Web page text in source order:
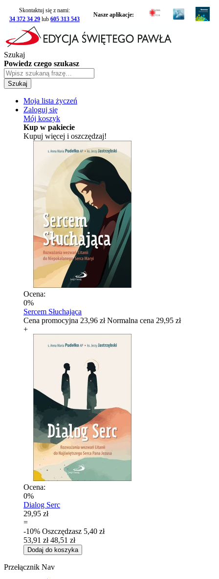
Skontaktuj się z nami:
34 372 34 29 lub 605 313 543
Nasze aplikacje:
Szukaj
Powiedz czego szukasz
Szukaj
Moja lista życzeń
Zaloguj się
Mój koszyk
Kup w pakiecie
Kupuj więcej i oszczędzaj!
Ocena:
0%
Sercem Słuchająca
Cena promocyjna 23,96 zł Normalna cena 29,95 zł
+
Ocena:
0%
Dialog Serc
29,95 zł
=
-10% Oszczędzasz 5,40 zł
53,91 zł 48,51 zł
Dodaj do koszyka
Przełącznik Nav